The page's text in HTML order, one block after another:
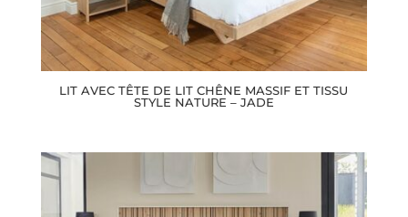
LIT AVEC TÊTE DE LIT CHÊNE MASSIF ET TISSU
STYLE NATURE – JADE